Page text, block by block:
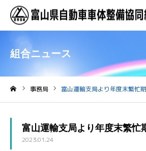
組合ニュース
事務局 富山運輸支局より年度末繁忙
富山運輸支局より年度末繁忙
2023.01.24